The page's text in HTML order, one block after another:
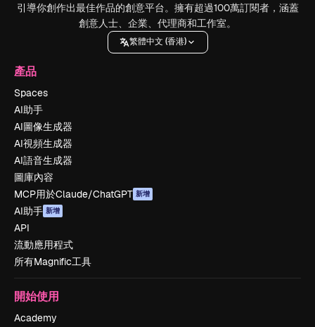
引導你創作出最佳作品的創意平台。擁有超過100萬訂閱者，涵蓋
創意人士、企業、代理商和工作室。
繁體中文 (香港)
產品
Spaces
AI助手
AI圖像生成器
AI視頻生成器
AI語音生成器
圖庫內容
MCP用於Claude/ChatGPT 新增
AI助手 新增
API
流動應用程式
所有Magnific工具
開始使用
Academy